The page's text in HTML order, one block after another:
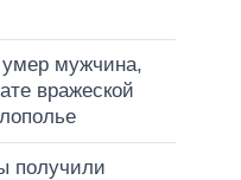
мужчина,
вражеской
получили